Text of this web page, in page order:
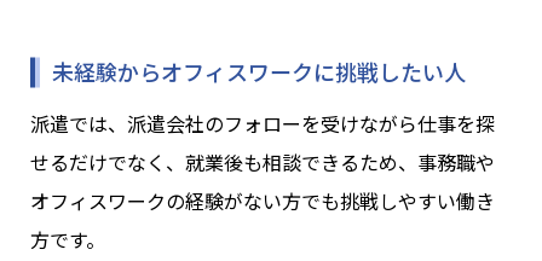
未経験からオフィスワークに挑戦したい人
派遣では、派遣会社のフォローを受けながら仕事を探
せるだけでなく、就業後も相談できるため、事務職や
オフィスワークの経験がない方でも挑戦しやすい働き
方です。